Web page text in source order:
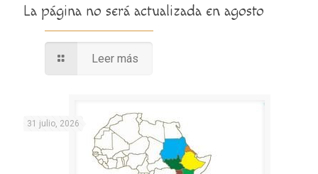
La página no será actualizada en agosto
Leer más
31 julio, 2026